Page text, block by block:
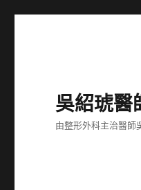
吳紹琥醫
由整形外科主治醫師